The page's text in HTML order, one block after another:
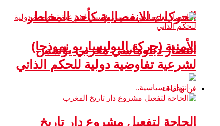
الحركات الانفصالية كأحد المخاطر
الأمنية (حركة البوليساريو نموذجا)
انتصار دبلوماسي مغربي يؤسس
لشرعية تفاوضية دولية للحكم الذاتي
فن و ثقافة
الحاجة لتفعيل مشروع دار تاريخ